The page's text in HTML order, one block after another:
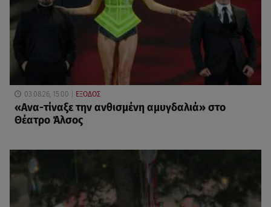
03.08.26, 15:00 ΕΞΟΔΟΣ
«Ανα-τίναξε την ανθισμένη αμυγδαλιά» στο
Θέατρο Άλσος